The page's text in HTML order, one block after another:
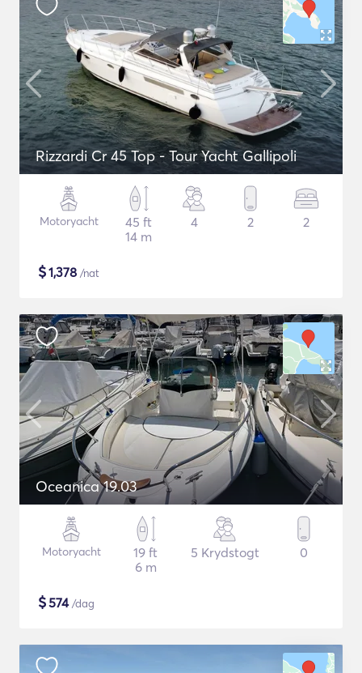
Rizzardi Cr 45 Top - Tour Yacht Gallipoli
Motoryacht
45 ft
14 m
4 2 2
$1,378 /nat
Oceanica 19.03
Motoryacht
19 ft
6 m
5 Krydstogt 0
$574/dag